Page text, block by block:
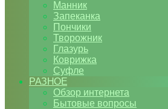
Манник
Запеканка
Пончики
Творожник
Глазурь
Коврижка
Суфле
РАЗНОЕ
Обзор интернета
Бытовые вопросы